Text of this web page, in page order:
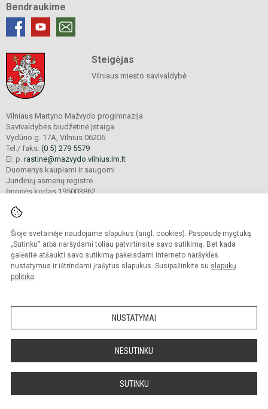
Šioje svetainėje naudojame slapukus (angl. cookies). Paspaudę mygtuką
„Sutinku“ arba naršydami toliau patvirtinsite savo sutikimą. Bet kada
galėsite atšaukti savo sutikimą pakeisdami interneto naršyklės
nustatymus ir ištrindami įrašytus slapukus. Susipažinkite su slapukų
politika.
NUSTATYMAI
NESUTINKU
SUTINKU
Bendraukime
Steigėjas
Vilniaus miesto savivaldybė
Vilniaus Martyno Mažvydo progimnazija
Savivaldybės biudžetinė įstaiga
Vydūno g. 17A, Vilnius 06206
Tel./ faks. (0 5) 279 5579
El. p. rastine@mazvydo.vilnius.lm.lt
Duomenys kaupiami ir saugomi
Juridinių asmenų registre
Įmonės kodas 195003862
© 2022. Vilniaus Martyno Mažvydo progimnazija. Visos teisės saugomos.
Kopijuoti turinį be raštiško įstaigos administracijos sutikimo griežtai draudžiama.
Prieinamumo paraiška Slapukų valdymas
Sumanus būdas atnaujinti